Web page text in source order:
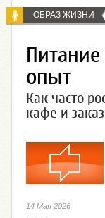
ОБРАЗ ЖИЗНИ
опыт
Как часто
кафе и
14 Мая 2026